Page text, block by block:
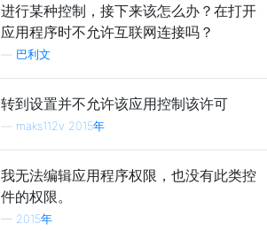
进行某种控制，接下来该怎么办？在打开
应用程序时不允许互联网连接吗？
巴利文
转到设置并不允许该应用控制该许可
maks112v 2015年
我无法编辑应用程序权限，也没有此类控
件的权限。
— 2015年